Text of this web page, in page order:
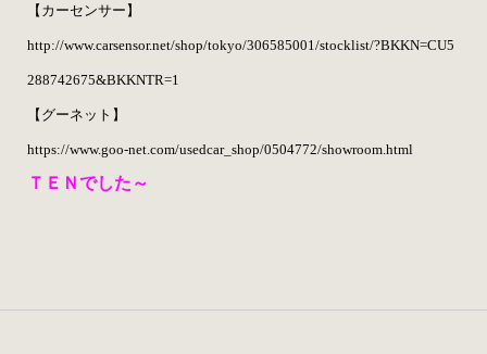
【カーセンサー】
http://www.carsensor.net/shop/tokyo/306585001/stocklist/?BKKN=CU5
288742675&BKKNTR=1
【グーネット】
https://www.goo-net.com/usedcar_shop/0504772/showroom.html
ＴＥＮでした～